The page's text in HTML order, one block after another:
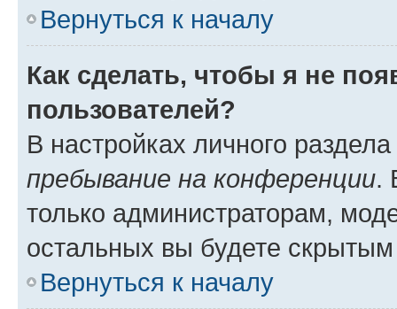
Вернуться к началу
Как сделать, чтобы я не
пользователей?
В настройках личного
пребывание на конференции.
только администраторам,
остальных вы будете
Вернуться к началу